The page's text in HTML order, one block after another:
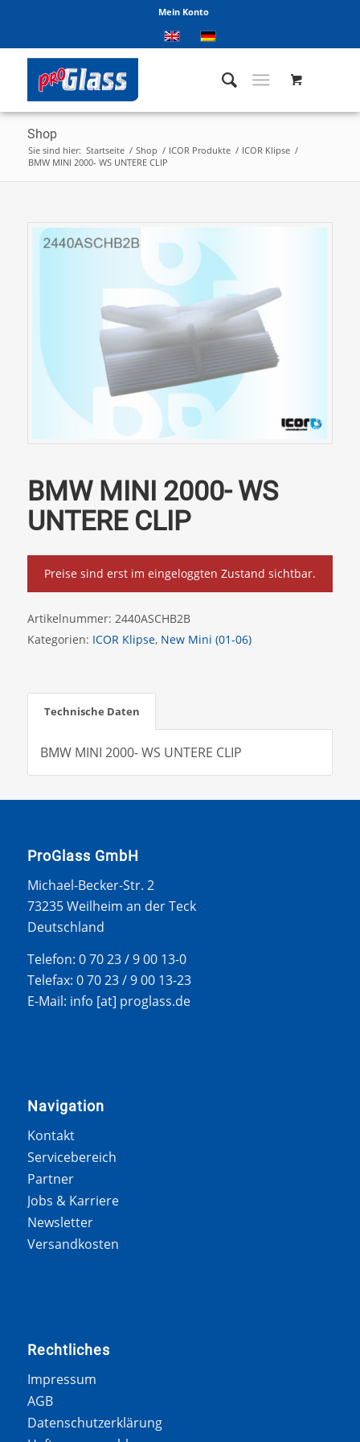
Mein Konto
Shop
Sie sind hier: Startseite / Shop / ICOR Produkte / ICOR Klipse /
BMW MINI 2000- WS UNTERE CLIP
BMW MINI 2000- WS
UNTERE CLIP
Preise sind erst im eingeloggten Zustand sichtbar.
Artikelnummer: 2440ASCHB2B
Kategorien: ICOR Klipse, New Mini (01-06)
Technische Daten
BMW MINI 2000- WS UNTERE CLIP
ProGlass GmbH
Michael-Becker-Str. 2
73235 Weilheim an der Teck
Deutschland
Telefon: 0 70 23 / 9 00 13-0
Telefax: 0 70 23 / 9 00 13-23
E-Mail: info [at] proglass.de
Navigation
Kontakt
Servicebereich
Partner
Jobs & Karriere
Newsletter
Versandkosten
Rechtliches
Impressum
AGB
Datenschutzerklärung